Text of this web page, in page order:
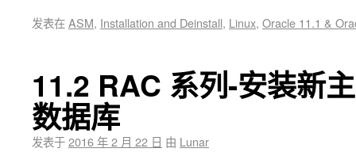
发表在ASM, Installation and Deinstall, Linux, Oracle 11.1 &
11.2 RAC 系列-安装新
数据库
发表于2016 年 2 月 22 日 由 Lunar